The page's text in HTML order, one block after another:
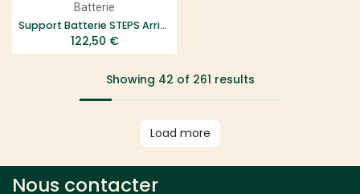
Batterie
Support Batterie STEPS Arriere Noir BT-E6000 AXA
122,50 €
Showing 42 of 261 results
Load more
Nous contacter